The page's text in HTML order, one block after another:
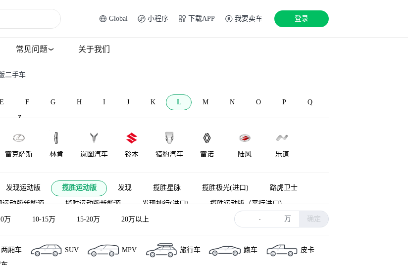
Global 小程序 下载APP 我要卖车 登录
常见问题 关于我们
二手车
E F G H I J K L M N O P Q
Z
雷克萨斯 林肯 岚图汽车 铃木 猎豹汽车 雷诺 陆风 乐道
菱势汽车 理念 雷达汽车 莲花汽车 力帆汽车 LEVC 兰博基尼 Lorinser
发现运动版 揽胜运动版 发现 揽胜星脉 揽胜极光(进口) 路虎卫士
运动版新能源 揽胜运动版新能源 发现神行(进口) 揽胜运动版（平行进口）
胜极光新能源 发现（平行进口） 路虎卫士新能源 揽胜新能源 神行者
万 10-15万 15-20万 20万以上 - 万 确定
两厢车 SUV MPV 旅行车 跑车
皮卡